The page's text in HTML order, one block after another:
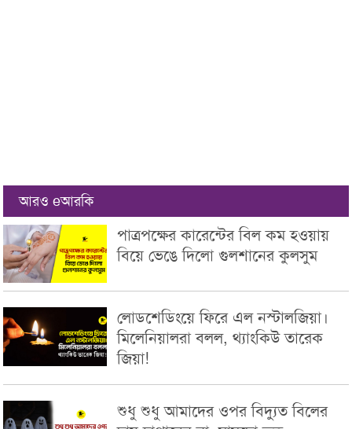
আরও eআরকি
পাত্রপক্ষের কারেন্টের বিল কম হওয়ায়
বিয়ে ভেঙে দিলো গুলশানের কুলসুম
লোডশেডিংয়ে ফিরে এল নস্টালজিয়া।
মিলেনিয়ালরা বলল, থ্যাংকিউ তারেক
জিয়া!
শুধু শুধু আমাদের ওপর বিদ্যুত বিলের